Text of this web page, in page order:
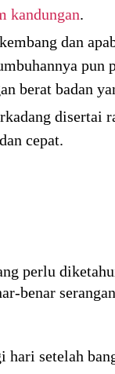
kandungan.
dan
berat badan
cepat.
perlu
benar
setelah